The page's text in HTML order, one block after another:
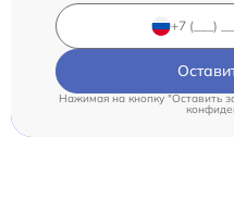
Нажимая на кнопку "Оставить